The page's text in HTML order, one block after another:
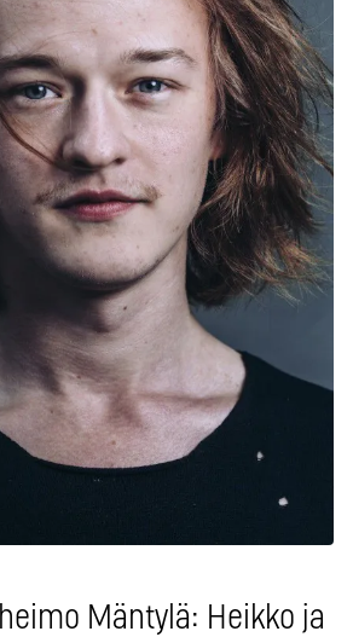
Mäntylä: Heikko ja